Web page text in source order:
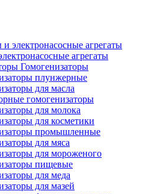
агрегаты
Гомогенизаторы
плунжерные
для масла
гомогенизаторы
для молока
для косметики
промышленные
для мяса
для мороженого
пищевые
для меда
для мазей